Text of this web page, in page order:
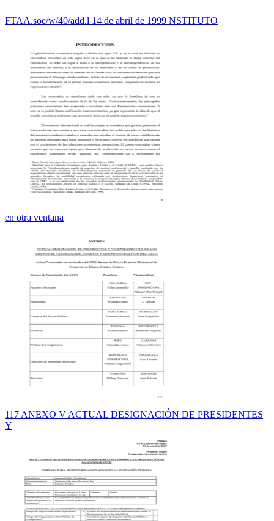
FTAA.soc/w/40/add.l 14 de abril de 1999 NSTITUTO
en otra ventana
117 ANEXO V ACTUAL DESIGNACIÓN DE PRESIDENTES
Y